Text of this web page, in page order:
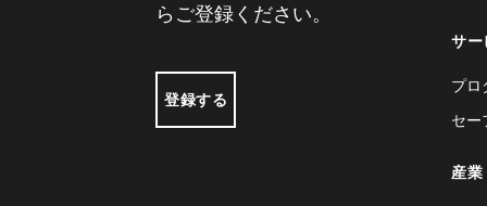
らご登録ください。
登録する
サー
プロ
セー
産業